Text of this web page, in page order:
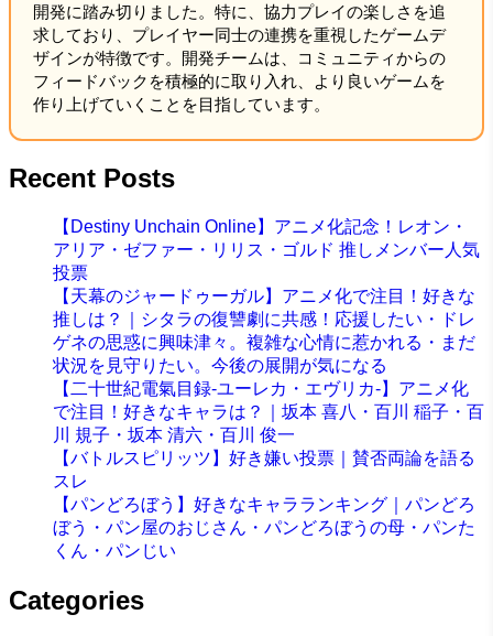
開発に踏み切りました。特に、協力プレイの楽しさを追
求しており、プレイヤー同士の連携を重視したゲームデ
ザインが特徴です。開発チームは、コミュニティからの
フィードバックを積極的に取り入れ、より良いゲームを
作り上げていくことを目指しています。
Recent Posts
【Destiny Unchain Online】アニメ化記念！レオン・
アリア・ゼファー・リリス・ゴルド 推しメンバー人気
投票
【天幕のジャードゥーガル】アニメ化で注目！好きな
推しは？｜シタラの復讐劇に共感！応援したい・ドレ
ゲネの思惑に興味津々。複雑な心情に惹かれる・まだ
状況を見守りたい。今後の展開が気になる
【二十世紀電氣目録-ユーレカ・エヴリカ-】アニメ化
で注目！好きなキャラは？｜坂本 喜八・百川 稲子・百
川 規子・坂本 清六・百川 俊一
【バトルスピリッツ】好き嫌い投票｜賛否両論を語る
スレ
【パンどろぼう】好きなキャラランキング｜パンどろ
ぼう・パン屋のおじさん・パンどろぼうの母・パンた
くん・パンじい
Categories